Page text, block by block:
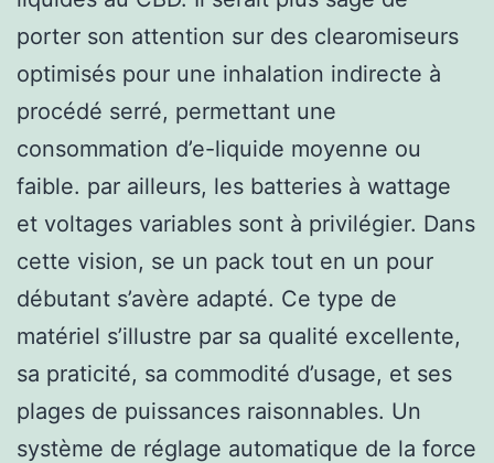
porter son attention sur des clearomiseurs
optimisés pour une inhalation indirecte à
procédé serré, permettant une
consommation d’e-liquide moyenne ou
faible. par ailleurs, les batteries à wattage
et voltages variables sont à privilégier. Dans
cette vision, se un pack tout en un pour
débutant s’avère adapté. Ce type de
matériel s’illustre par sa qualité excellente,
sa praticité, sa commodité d’usage, et ses
plages de puissances raisonnables. Un
système de réglage automatique de la force